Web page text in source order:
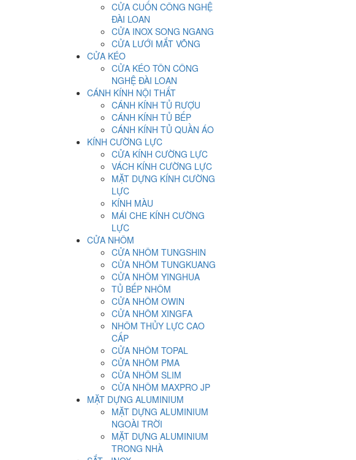
CỬA CUỐN CÔNG NGHỆ
ĐÀI LOAN
CỬA INOX SONG NGANG
CỬA LƯỚI MẮT VÕNG
CỬA KÉO
CỬA KÉO TÔN CÔNG
NGHỆ ĐÀI LOAN
CÁNH KÍNH NỘI THẤT
CÁNH KÍNH TỦ RƯỢU
CÁNH KÍNH TỦ BẾP
CÁNH KÍNH TỦ QUẦN ÁO
KÍNH CƯỜNG LỰC
CỬA KÍNH CƯỜNG LỰC
VÁCH KÍNH CƯỜNG LỰC
MẶT DỰNG KÍNH CƯỜNG
LỰC
KÍNH MÀU
MÁI CHE KÍNH CƯỜNG
LỰC
CỬA NHÔM
CỬA NHÔM TUNGSHIN
CỬA NHÔM TUNGKUANG
CỬA NHÔM YINGHUA
TỦ BẾP NHÔM
CỬA NHÔM OWIN
CỬA NHÔM XINGFA
NHÔM THỦY LỰC CAO
CẤP
CỬA NHÔM TOPAL
CỬA NHÔM PMA
CỬA NHÔM SLIM
CỬA NHÔM MAXPRO JP
MẶT DỰNG ALUMINIUM
MẶT DỰNG ALUMINIUM
NGOÀI TRỜI
MẶT DỰNG ALUMINIUM
TRONG NHÀ